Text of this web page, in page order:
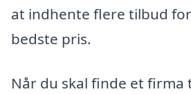
at indhente flere tilbud
bedste pris.
Når du skal finde et firma